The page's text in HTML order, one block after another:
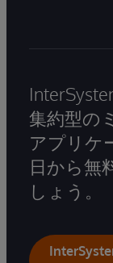
集約型の
アプリケ
日から無
しょう。